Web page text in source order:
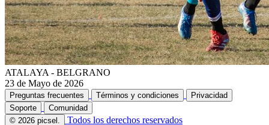
ATALAYA - BELGRANO
23 de Mayo de 2026
Preguntas frecuentes Términos y condiciones
Privacidad
Soporte
Comunidad
© 2026 picsel.
Todos los derechos reservados